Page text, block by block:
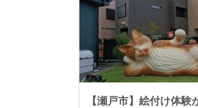
【瀬戸市】絵付け体験